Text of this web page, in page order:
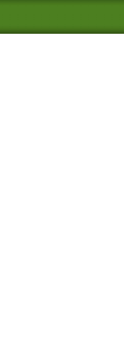
配信を登録す